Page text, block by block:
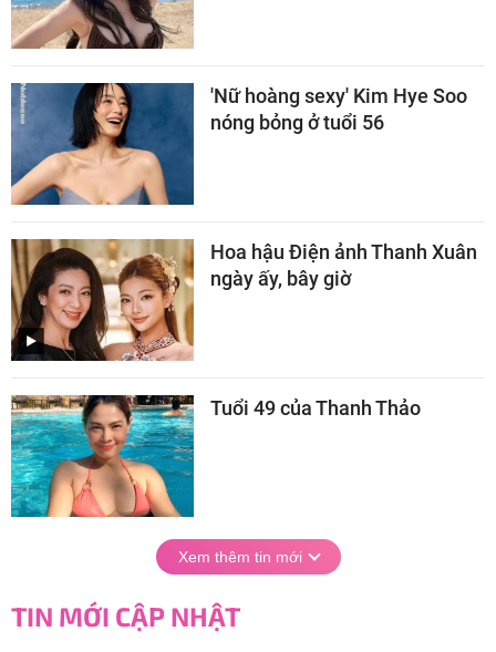
'Nữ hoàng sexy' Kim Hye Soo
nóng bỏng ở tuổi 56
Hoa hậu Điện ảnh Thanh Xuân
ngày ấy, bây giờ
Tuổi 49 của Thanh Thảo
Xem thêm tin mới
TIN MỚI CẬP NHẬT